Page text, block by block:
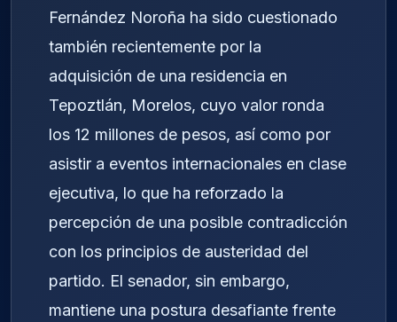
Fernández Noroña ha sido cuestionado
también recientemente por la
adquisición de una residencia en
Tepoztlán, Morelos, cuyo valor ronda
los 12 millones de pesos, así como por
asistir a eventos internacionales en clase
ejecutiva, lo que ha reforzado la
percepción de una posible contradicción
con los principios de austeridad del
partido. El senador, sin embargo,
mantiene una postura desafiante frente